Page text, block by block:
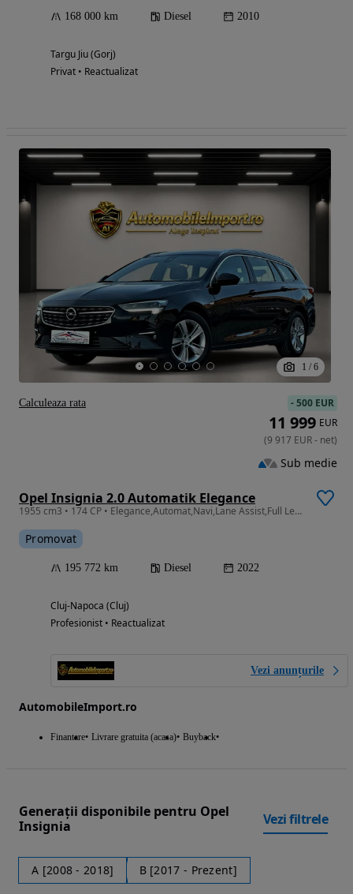
168 000 km Diesel 2010
Targu Jiu (Gorj)
Privat • Reactualizat
1 / 6
Opel Insignia 2.0 Automatik Elegance
1955 cm3 • 174 CP • Elegance,Automat,Navi,Lane Assist,Full Led,Garantie 1AN,Leasing/Rate
Promovat
195 772 km Diesel 2022
Cluj-Napoca (Cluj)
Profesionist • Reactualizat
Vezi anunțurile
AutomobileImport.ro
Finantare Livrare gratuita (acasa) Buyback
-500 EUR
11 999 EUR
(9 917 EUR- net)
Sub medie
Calculeaza rata
Generații disponibile pentru Opel
Insignia
Vezi filtrele
A [2008 - 2018] B [2017 - Prezent]